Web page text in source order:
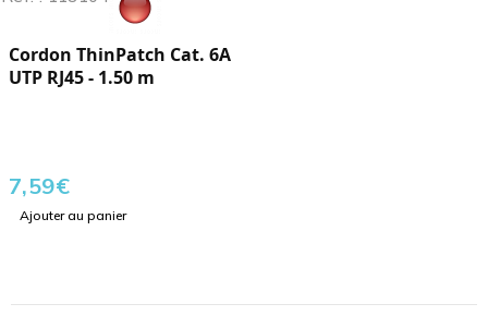
Cordon ThinPatch Cat. 6A
UTP RJ45 - 1.50 m
7,59€
Ajouter au panier